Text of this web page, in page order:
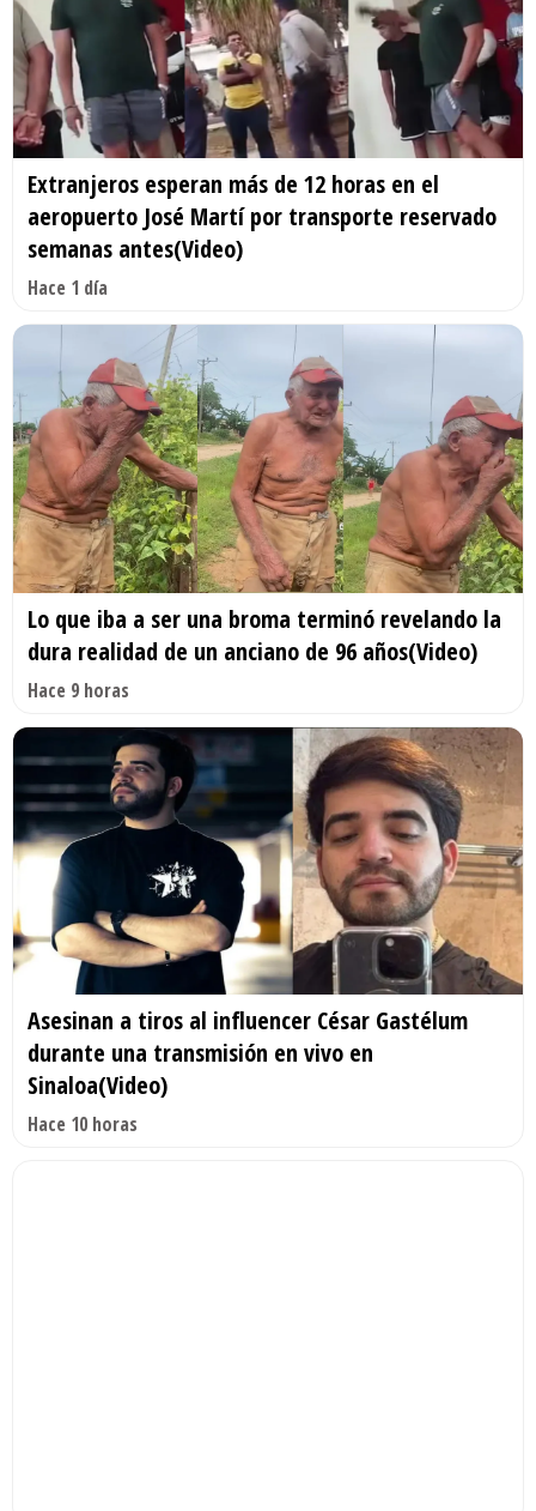
Extranjeros esperan más de 12 horas en el
aeropuerto José Martí por transporte reservado
semanas antes(Video)
Hace 1 día
Lo que iba a ser una broma terminó revelando la
dura realidad de un anciano de 96 años(Video)
Hace 9 horas
Asesinan a tiros al influencer César Gastélum
durante una transmisión en vivo en
Sinaloa(Video)
Hace 10 horas